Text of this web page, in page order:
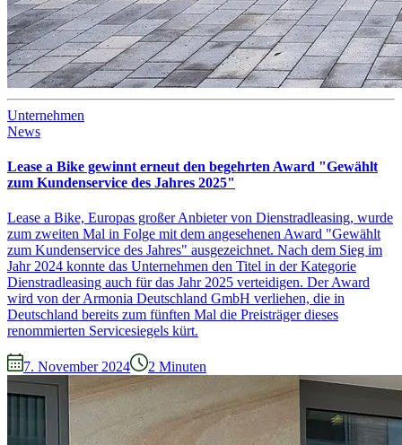
Unternehmen
News
Lease a Bike gewinnt erneut den begehrten Award "Gewählt
zum Kundenservice des Jahres 2025"
Lease a Bike, Europas großer Anbieter von Dienstradleasing, wurde
zum zweiten Mal in Folge mit dem angesehenen Award "Gewählt
zum Kundenservice des Jahres" ausgezeichnet. Nach dem Sieg im
Jahr 2024 konnte das Unternehmen den Titel in der Kategorie
Dienstradleasing auch für das Jahr 2025 verteidigen. Der Award
wird von der Armonia Deutschland GmbH verliehen, die in
Deutschland bereits zum fünften Mal die Preisträger dieses
renommierten Servicesiegels kürt.
7. November 2024 2 Minuten